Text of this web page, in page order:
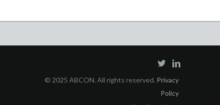
© 2025 ABCON. All rights reserved. Privacy
Policy